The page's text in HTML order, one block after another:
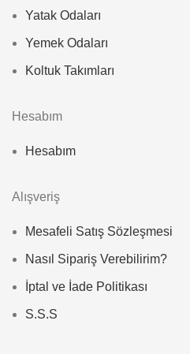
Yatak Odaları
Yemek Odaları
Koltuk Takımları
Hesabım
Hesabım
Alışveriş
Mesafeli Satış Sözleşmesi
Nasıl Sipariş Verebilirim?
İptal ve İade Politikası
S.S.S